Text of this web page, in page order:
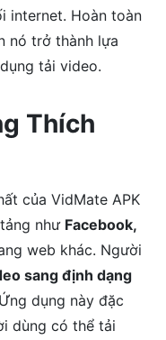
internet. Hoàn toàn
nó trở thành lựa
tải video.
Thích
của VidMate APK
như Facebook,
web khác. Người
sang định dạng
dụng này đặc
dùng có thể tải